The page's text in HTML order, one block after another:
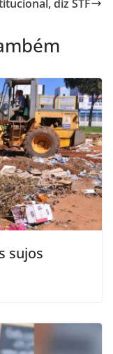
diz STF
sujos